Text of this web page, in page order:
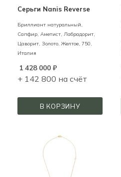
Серьги Nanis Reverse
Бриллиант натуральный,
Сапфир, Аметист, Лабрадорит,
Цаворит, Золото, Желтое, 750,
Италия
1 428 000 ₽
+ 142 800 на счёт
В КОРЗИНУ